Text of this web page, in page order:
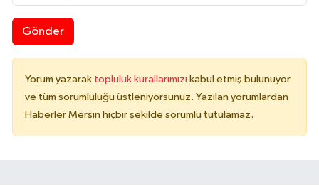
Gönder
Yorum yazarak topluluk kurallarımızı kabul etmiş bulunuyor
ve tüm sorumluluğu üstleniyorsunuz. Yazılan yorumlardan
Haberler Mersin hiçbir şekilde sorumlu tutulamaz.